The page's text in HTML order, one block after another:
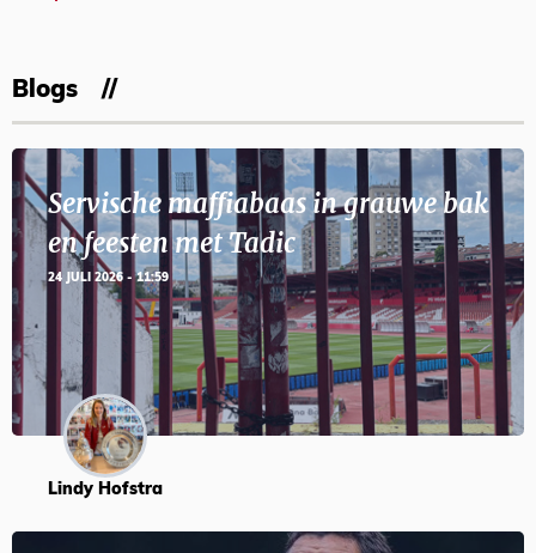
Blogs
Servische maffiabaas in grauwe bak
en feesten met Tadic
24 JULI 2026 - 11:59
Lindy Hofstra